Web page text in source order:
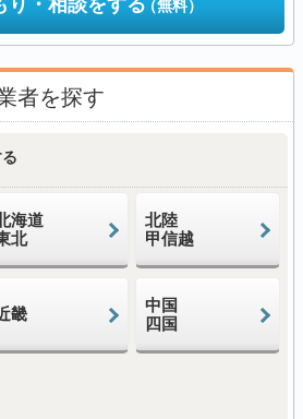
（無料）
者を探す
海道
北
北陸
甲信越
畿
中国
四国